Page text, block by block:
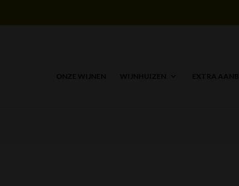
ONZE WIJNEN WIJNHUIZEN EXTRA